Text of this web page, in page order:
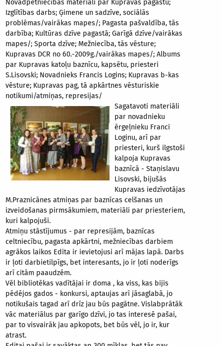
Novadpētniecības materiāli par Kupravas pagastu;
Izglītības darbs; Ģimene un sadzīve, sociālās
problēmas/vairākas mapes/; Pagasta pašvaldība, tās
darbība; Kultūras dzīve pagastā; Garīgā dzīve/vairākas
mapes/; Sporta dzīve; Mežniecība, tās vēsture;
Kupravas DCR no 60.-2009g./vairākas mapes/; Albums
par Kupravas katoļu baznīcu, kapsētu, priesteri
S.Lisovski; Novadnieks Francis Logins; Kupravas b-kas
vēsture; Kupravas pag, tā apkārtnes vēsturiskie
notikumi/atmiņas, represijas/
Sagatavoti materiāli
par novadnieku
ērgeļnieku Franci
Loginu, arī par
priesteri, kurš ilgstoši
kalpoja Kupravas
baznīcā - Staņislavu
Lisovski, bijušās
Kupravas iedzīvotājas
M.Praznicānes atmiņas par baznīcas celšanas un
izveidošanas pirmsākumiem, materiāli par priesteriem,
kuri kalpojuši.
Atmiņu stāstījumus - par represijām, baznīcas
celtniecību, pagasta apkārtni, mežniecības darbiem
agrākos laikos Edita ir ievietojusi arī mājas lapā. Darbs
ir ļoti darbietilpīgs, bet interesants, jo ir ļoti noderīgs
arī citām paaudzēm.
Vēl bibliotēkas vadītājai ir doma , ka viss, kas bijis
pēdējos gados - konkursi, aptaujas arī jāsaglabā, jo
notikušais tagad arī drīz jau būs pagātne. Vislabprātāk
vāc materiālus par garīgo dzīvi, jo tas interesē pašai,
par to visvairāk jau apkopots, bet būs vēl, jo ir, kur
atrast.